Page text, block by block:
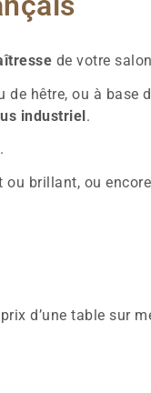
de votre
hêtre, ou à base
industriel.
brillant, ou
d’une table sur